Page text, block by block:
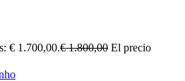
€ 1.700,00.€1.800,00 El precio